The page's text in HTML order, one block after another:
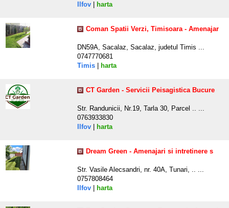
Ilfov
harta
Coman Spatii Verzi, Timisoara - Amenajar
DN59A, Sacalaz, Sacalaz, judetul Timis ...
0747770681
Timis
harta
CT Garden - Servicii Peisagistica Bucure
Str. Randunicii, Nr.19, Tarla 30, Parcel .. ...
0763933830
Ilfov
harta
Dream Green - Amenajari si intretinere s
Str. Vasile Alecsandri, nr. 40A, Tunari, .. ...
0757808464
Ilfov
harta